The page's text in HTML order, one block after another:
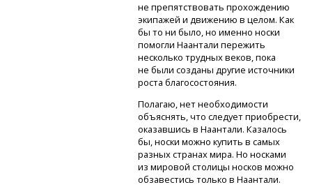
не препятствовать прохождению
экипажей и движению в целом. Как
бы то ни было, но именно носки
помогли Наантали пережить
несколько трудных веков, пока
не были созданы другие источники
роста благосостояния.
Полагаю, нет необходимости
объяснять, что следует приобрести,
оказавшись в Наантали. Казалось
бы, носки можно купить в самых
разных странах мира. Но носками
из мировой столицы носков можно
обзавестись только в Наантали.